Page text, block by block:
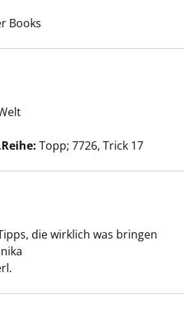
Books
Reihe: Topp; 7726, Trick 17
die wirklich was bringen